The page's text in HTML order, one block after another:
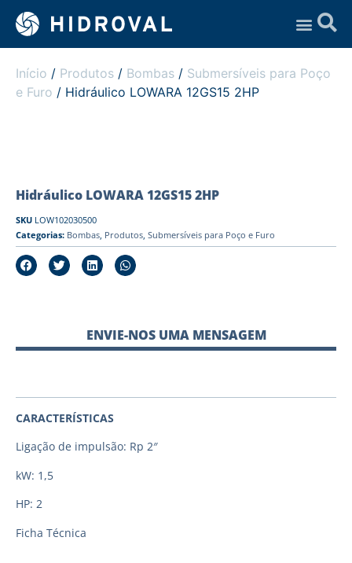
Início / Produtos / Bombas / Submersíveis para Poço
e Furo / Hidráulico LOWARA 12GS15 2HP
Hidráulico LOWARA 12GS15 2HP
SKU LOW102030500
Categorias: Bombas, Produtos, Submersíveis para Poço e Furo
ENVIE-NOS UMA MENSAGEM
CARACTERÍSTICAS
Ligação de impulsão: Rp 2″
kW: 1,5
HP: 2
Ficha Técnica